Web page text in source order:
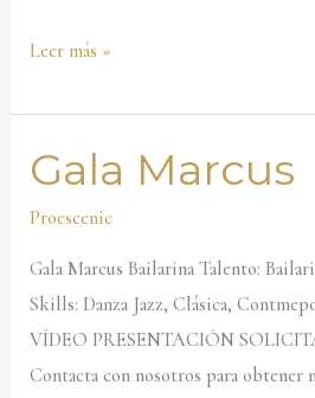
Leer más »
Gala Marcus
Proescenic
Gala Marcus Bailarina Talento:
Skills: Danza Jazz, Clásica,
VÍDEO PRESENTACIÓN
Contacta con nosotros para obtener
Gala